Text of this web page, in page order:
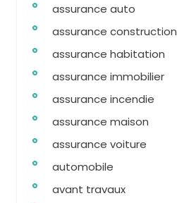
assurance auto
assurance construction
assurance habitation
assurance immobilier
assurance incendie
assurance maison
assurance voiture
automobile
avant travaux